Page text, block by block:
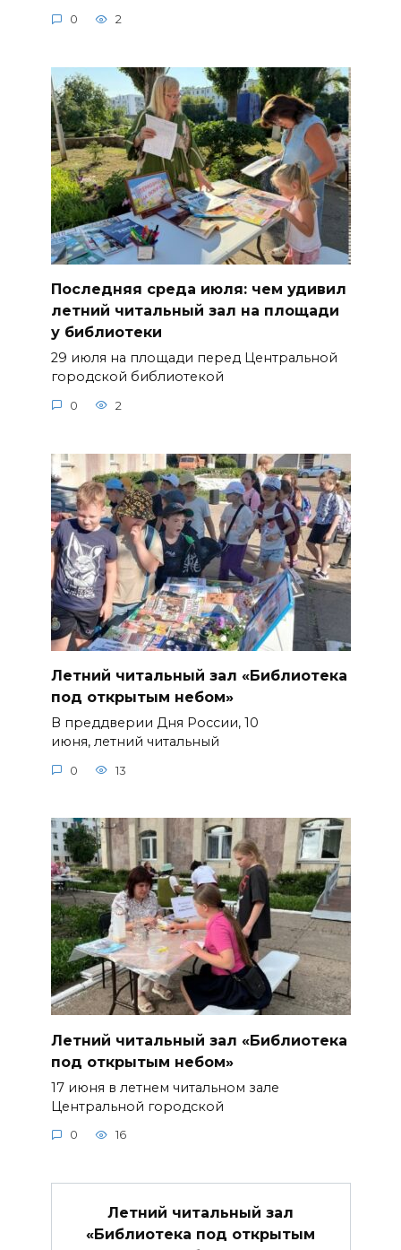
0 2
Последняя среда июля: чем удивил
летний читальный зал на площади
у библиотеки
29 июля на площади перед Центральной
городской библиотекой
0 2
Летний читальный зал «Библиотека
под открытым небом»
В преддверии Дня России, 10
июня, летний читальный
0 13
Летний читальный зал «Библиотека
под открытым небом»
17 июня в летнем читальном зале
Центральной городской
0 16
Летний читальный зал
«Библиотека под открытым